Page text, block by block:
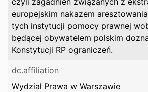
europejskim nakazem
tych instytucji pomocy prawnej
będącej obywatelem polskim
Konstytucji RP ograniczeń.
dc.affiliation
Wydział Prawa w Warszawie